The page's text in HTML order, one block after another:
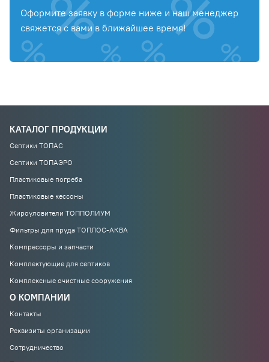
Оформите заявку в форме ниже и наш менеджер
свяжется с вами в ближайшее время!
КАТАЛОГ ПРОДУКЦИИ
Септики ТОПАС
Септики ТОПАЭРО
Пластиковые погреба
Пластиковые кессоны
Жироуловители ТОППОЛИУМ
Фильтры для пруда ТОПЛОС-АКВА
Компрессоры и запчасти
Комплектующие для септиков
Комплексные очистные сооружения
О КОМПАНИИ
Контакты
Реквизиты организации
Сотрудничество